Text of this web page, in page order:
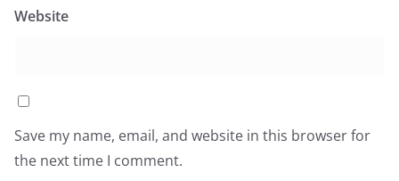
Website
Save my name, email, and website in this browser for
the next time I comment.